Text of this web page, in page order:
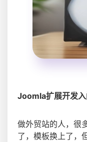
Joomla扩展开发
做外贸站的人，很
了，模板换上了，